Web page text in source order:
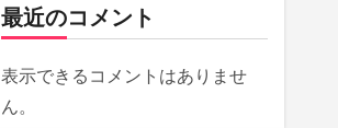
最近のコメント
表示できるコメントはありませ
ん。